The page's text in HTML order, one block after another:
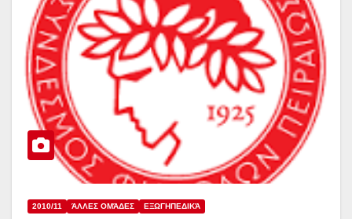
2010/11 ΆΛΛΕΣ ΟΜΆΔΕΣ ΕΞΩΓΗΠΕΔΙΚΆ